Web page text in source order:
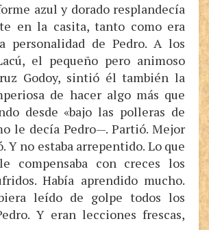
azul y dorado resplandecía
en la casita, tanto como era
personalidad de Pedro. A los
el pequeño pero animoso
Godoy, sintió él también la
de hacer algo más que
desde «bajo las polleras de
le decía Pedro—. Partió. Mejor
Y no estaba arrepentido. Lo que
compensaba con creces los
Había aprendido mucho.
leído de golpe todos los
Y eran lecciones frescas,